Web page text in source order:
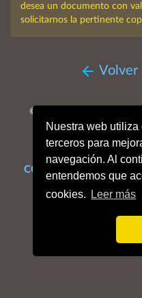
Nuestra web
terceros para
navegación. Al
entendemos que
cookies.
Leer más
desea un documento con
solicitarnos la pertinente
Volver
© MMXXVI. Obispado de
Todos los
CONTACTO
Aviso legal
Política de